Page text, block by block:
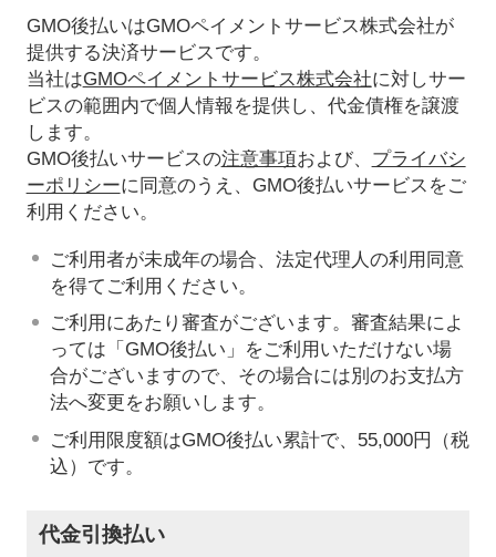
GMO後払いはGMOペイメントサービス株式会社が
提供する決済サービスです。
当社はGMOペイメントサービス株式会社に対しサー
ビスの範囲内で個人情報を提供し、代金債権を譲渡
します。
GMO後払いサービスの注意事項および、 プライバシ
ーポリシーに同意のうえ、GMO後払いサービスをご
利用ください。
ご利用者が未成年の場合、法定代理人の利用同意
を得てご利用ください。
ご利用にあたり審査がございます。審査結果によ
っては「GMO後払い」をご利用いただけない場
合がございますので、その場合には別のお支払方
法へ変更をお願いします。
ご利用限度額はGMO後払い累計で、55,000円（税
込）です。
代金引換払い